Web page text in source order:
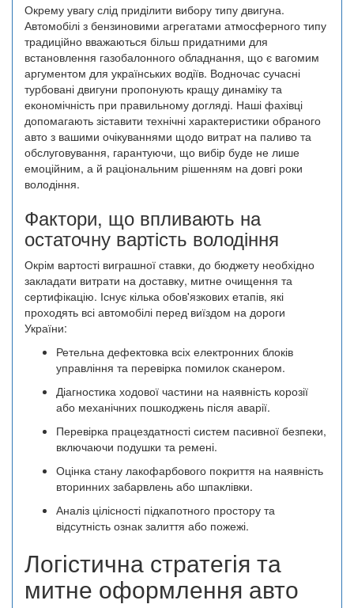
Окрему увагу слід приділити вибору типу двигуна.
Автомобілі з бензиновими агрегатами атмосферного типу
традиційно вважаються більш придатними для
встановлення газобалонного обладнання, що є вагомим
аргументом для українських водіїв. Водночас сучасні
турбовані двигуни пропонують кращу динаміку та
економічність при правильному догляді. Наші фахівці
допомагають зіставити технічні характеристики обраного
авто з вашими очікуваннями щодо витрат на паливо та
обслуговування, гарантуючи, що вибір буде не лише
емоційним, а й раціональним рішенням на довгі роки
володіння.
Фактори, що впливають на
остаточну вартість володіння
Окрім вартості виграшної ставки, до бюджету необхідно
закладати витрати на доставку, митне очищення та
сертифікацію. Існує кілька обов'язкових етапів, які
проходять всі автомобілі перед виїздом на дороги
України:
Ретельна дефектовка всіх електронних блоків
управління та перевірка помилок сканером.
Діагностика ходової частини на наявність корозії
або механічних пошкоджень після аварії.
Перевірка працездатності систем пасивної безпеки,
включаючи подушки та ремені.
Оцінка стану лакофарбового покриття на наявність
вторинних забарвлень або шпаклівки.
Аналіз цілісності підкапотного простору та
відсутність ознак залиття або пожежі.
Логістична стратегія та
митне оформлення авто